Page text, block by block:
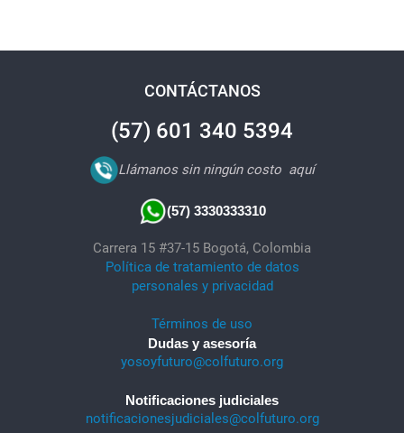
CONTÁCTANOS
(57) 601 340 5394
Llámanos sin ningún costo aquí
(57) 3330333310
Carrera 15 #37-15 Bogotá, Colombia
Política de tratamiento de datos
personales y privacidad
Términos de uso
Dudas y asesoría
yosoyfuturo@colfuturo.org
Notificaciones judiciales
notificacionesjudiciales@colfuturo.org